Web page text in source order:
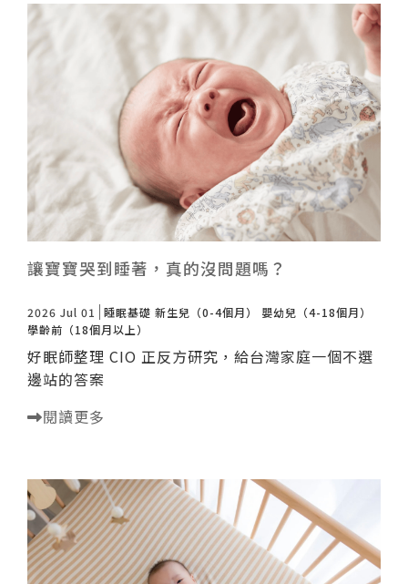
3歲-5歲
讓寶寶哭到睡著，真的沒問題嗎？
2026 Jul 01 睡眠基礎 新生兒（0-4個月）
嬰幼兒（4-18個月）
學齡前（18個月以上）
好眠師整理 CIO 正反方研究，給台灣家庭一個不選
邊站的答案
閱讀更多